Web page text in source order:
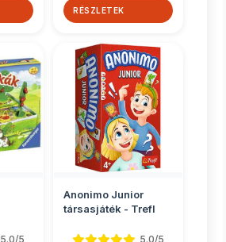
RÉSZLETEK
5.0/5
Anonimo Junior
társasjáték - Trefl
5.0/5